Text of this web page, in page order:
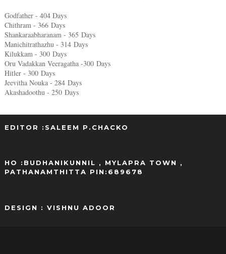
Godfather - 404 Days
Chithram - 366 Days
Shankaraabharanam - 365 Days
Manichitrathazhu - 314 Days
Kilukkam - 300 Days
Oru Vadakkan Veeragatha -300 Days
Hitler - 300 Days
Jeevitha Nouka - 284 Days
Akashadoothu - 250 Days
EDITOR :SALEEM P.CHACKO
HO :BUDHANIKUNNIL , MYLAPRA TOWN ,
PATHANAMTHITTA PIN:689678
DESIGN : VISHNU ADOOR